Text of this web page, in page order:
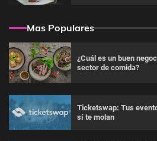
Mas Populares
¿Cuál es un buen
sector de comida?
Ticketswap: Tus
sí te molan